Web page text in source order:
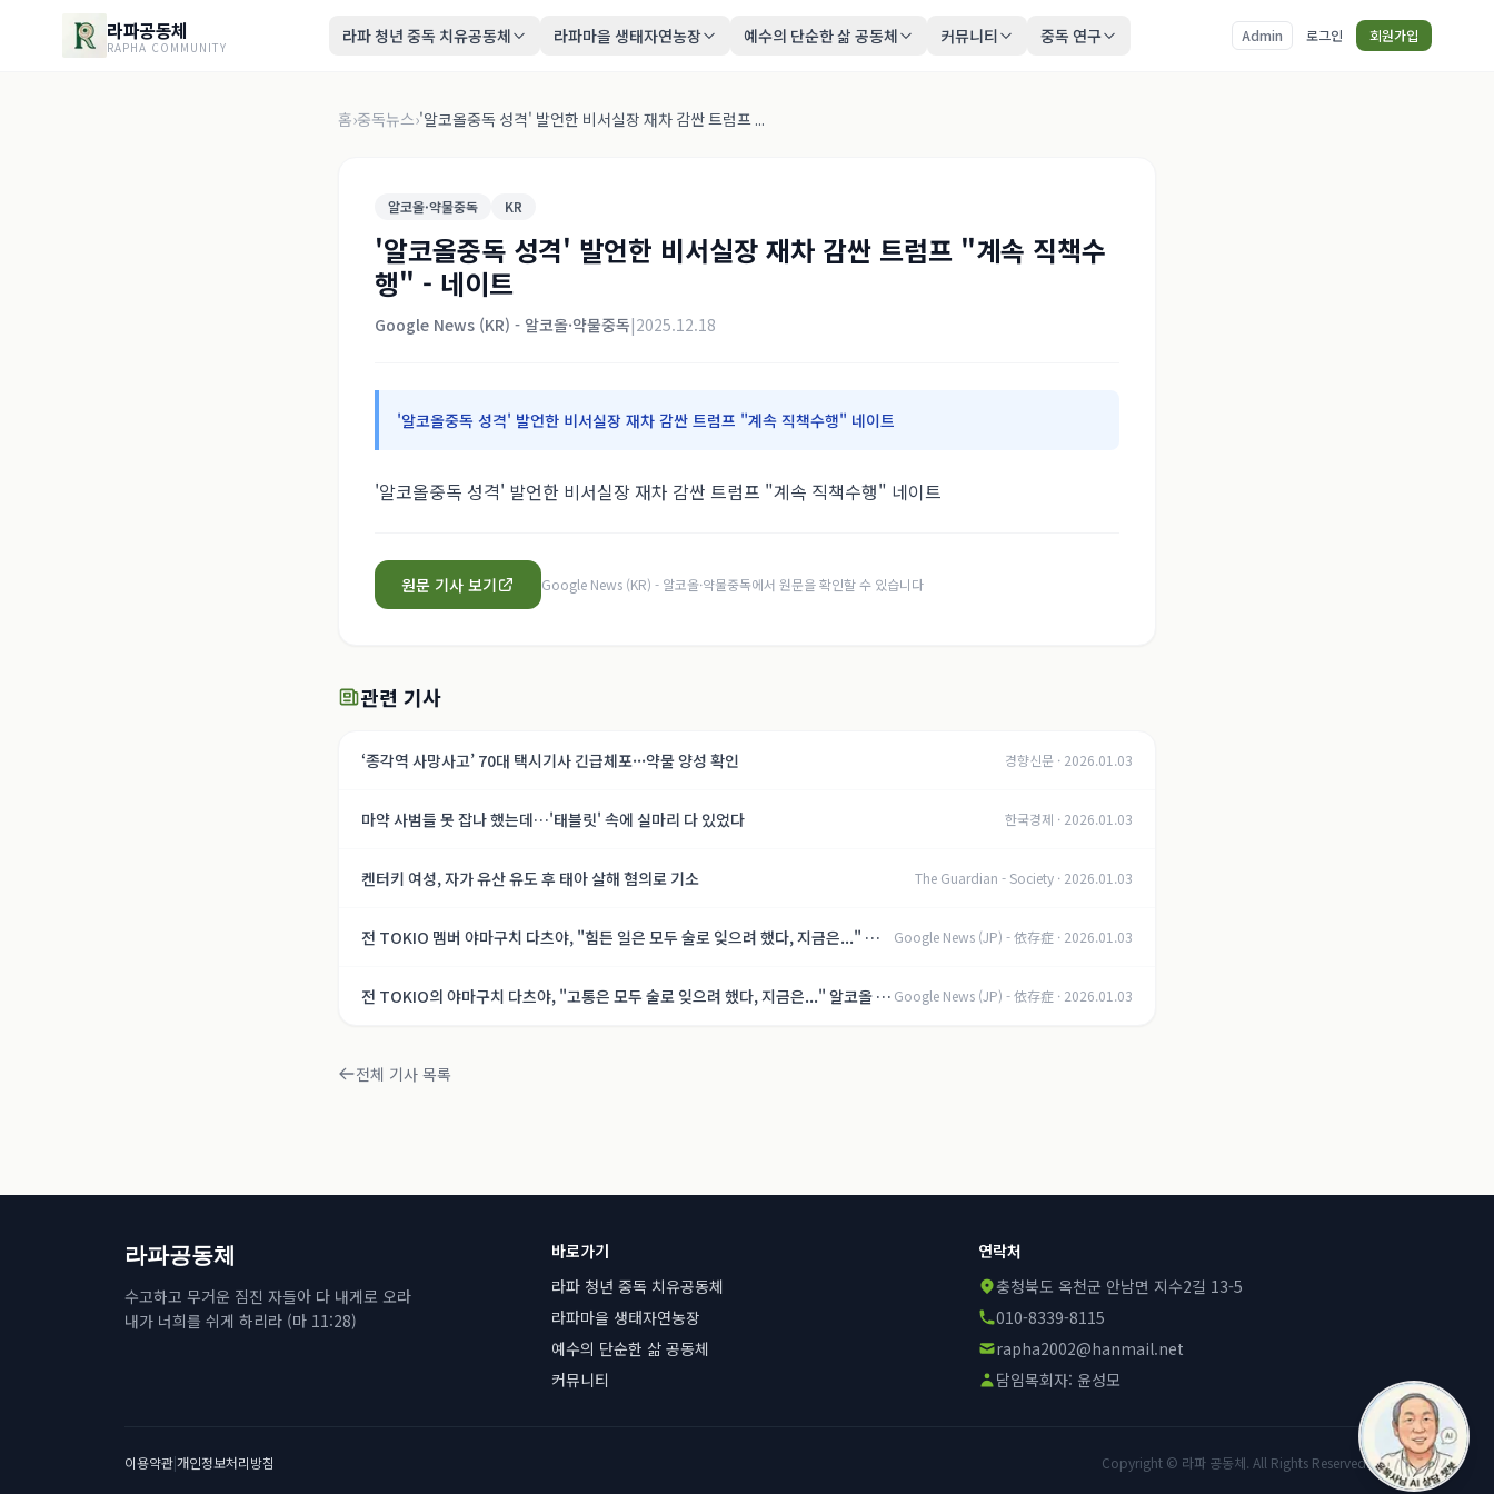
라파공동체
RAPHA COMMUNITY
라파 청년 중독 치유공동체 라파마을 생태자연농장 예수의 단순한 삶 공동체 커뮤니티 중독 연구 Admin 로그인 회원가입
홈›중독뉴스›'알코올중독 성격' 발언한 비서실장 재차 감싼 트럼프 ...
알코올·약물중독 KR
'알코올중독 성격' 발언한 비서실장 재차 감싼 트럼프 "계속 직책수
행" - 네이트
Google News (KR) - 알코올·약물중독|2025.12.18
'알코올중독 성격' 발언한 비서실장 재차 감싼 트럼프 "계속 직책수행" 네이트
'알코올중독 성격' 발언한 비서실장 재차 감싼 트럼프 "계속 직책수행" 네이트
원문 기사 보기 Google News (KR) - 알코올·약물중독에서 원문을 확인할 수 있습니다
관련 기사
‘종각역 사망사고’ 70대 택시기사 긴급체포···약물 양성 확인 경향신문 · 2026.01.03
마약 사범들 못 잡나 했는데…'태블릿' 속에 실마리 다 있었다 한국경제 · 2026.01.03
켄터키 여성, 자가 유산 유도 후 태아 살해 혐의로 기소 The Guardian - Society · 2026.01.03
전 TOKIO 멤버 야마구치 다츠야, "힘든 일은 모두 술로 잊으려 했다, 지금은..." 알코
Google News (JP) - 依存症 · 2026.01.03
전 TOKIO의 야마구치 다츠야, "고통은 모두 술로 잊으려 했다, 지금은..." 알코올 의 Google News (JP) - 依存症 · 2026.01.03
전체 기사 목록
라파공동체
수고하고 무거운 짐진 자들아 다 내게로 오라
내가 너희를 쉬게 하리라 (마 11:28)
바로가기
라파 청년 중독 치유공동체
라파마을 생태자연농장
예수의 단순한 삶 공동체
커뮤니티
연락처
충청북도 옥천군 안남면 지수2길 13-5
010-8339-8115
rapha2002@hanmail.net
담임목회자: 윤성모
이용약관|개인정보처리방침 Copyright © 라파 공동체. All Rights Reserved.